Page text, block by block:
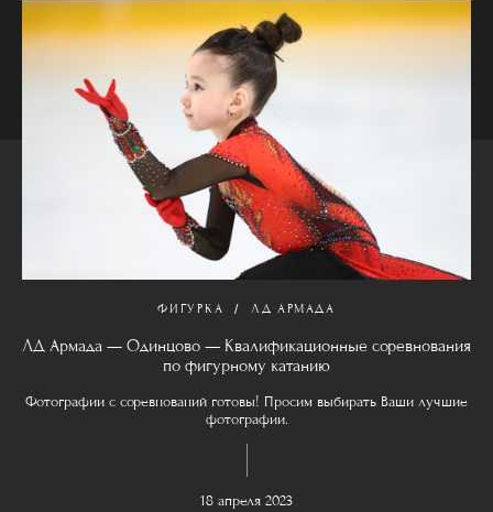
ФИГУРКА ЛД АРМАДА
ЛД Армада — Одинцово — Квалификационные соревнования
по фигурному катанию
Фотографии с соревнований готовы! Просим выбирать Ваши лучшие
фотографии.
18 апреля 2023